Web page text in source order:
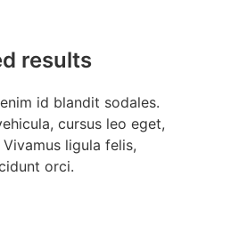
results
id blandit sodales.
cursus leo eget,
ligula felis,
orci.